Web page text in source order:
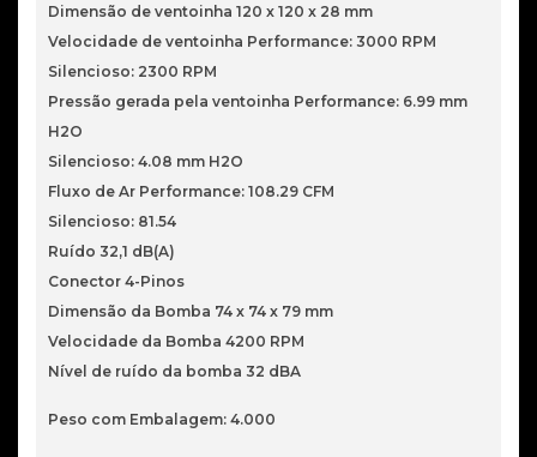
Dimensão de ventoinha 120 x 120 x 28 mm
Velocidade de ventoinha Performance: 3000 RPM
Silencioso: 2300 RPM
Pressão gerada pela ventoinha Performance: 6.99 mm
H2O
Silencioso: 4.08 mm H2O
Fluxo de Ar Performance: 108.29 CFM
Silencioso: 81.54
Ruído 32,1 dB(A)
Conector 4-Pinos
Dimensão da Bomba 74 x 74 x 79 mm
Velocidade da Bomba 4200 RPM
Nível de ruído da bomba 32 dBA
Peso com Embalagem: 4.000